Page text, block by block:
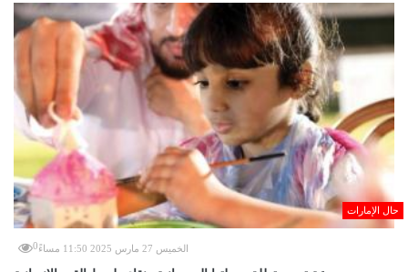
حال الإمارات
الخميس 27 مارس 2025 11:50 مساءً 0